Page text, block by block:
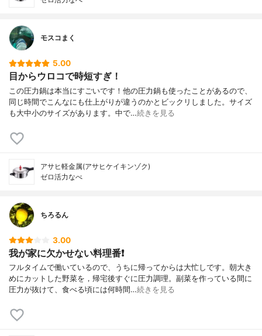
モスコまく
5.00
目からウロコで時短すぎ！
この圧力鍋は本当にすごいです！他の圧力鍋も使ったことがあるので、
同じ時間でこんなにも仕上がりが違うのかとビックリしました。サイズ
も大中小のサイズがあります。中で…続きを見る
アサヒ軽金属(アサヒケイキンゾク)
ゼロ活力なべ
ちろるん
3.00
我が家に欠かせない料理番❗️
フルタイムで働いているので、うちに帰ってからは大忙しです。朝大き
めにカットした野菜を，帰宅後すぐに圧力調理。副菜を作っている間に
圧力が抜けて、食べる頃には何時間…続きを見る